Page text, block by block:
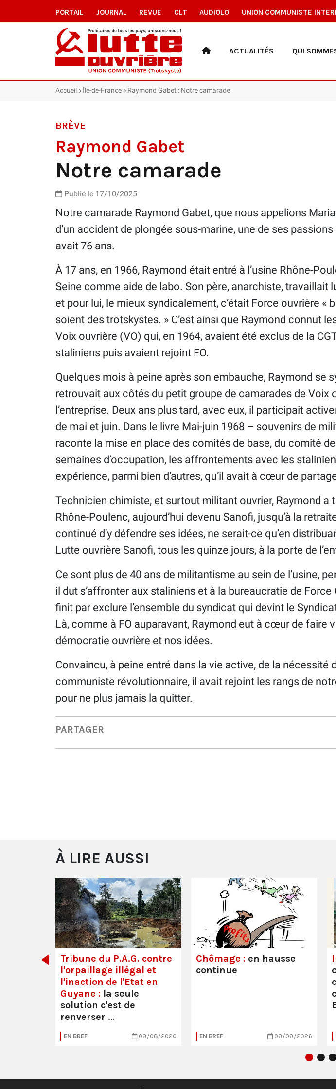
PORTAIL JOURNAL REVUE CLT AUDIOLO UNION COMMUNISTE
ACTUALITÉS QUI
Accueil Île-de-France Raymond Gabet : Notre camarade
BRÈVE
Raymond Gabet
Notre camarade
Publié le 17/10/2025
Notre camarade Raymond Gabet, que nous appelions
d’un accident de plongée sous-marine, une de ses
avait 76 ans.
À 17 ans, en 1966, Raymond était entré à l’usine Rhône-
Seine comme aide de labo. Son père, anarchiste, travaillait
et pour lui, le mieux syndicalement, c’était Force ouvrière «
soient des trotskystes. » C’est ainsi que Raymond connut
Voix ouvrière (VO) qui, en 1964, avaient été exclus de la
staliniens puis avaient rejoint FO.
Quelques mois à peine après son embauche, Raymond se
retrouvait aux côtés du petit groupe de camarades de Voix
l’entreprise. Deux ans plus tard, avec eux, il participait
de mai et juin. Dans le livre Mai-juin 1968 – souvenirs de
raconte la mise en place des comités de base, du comité
semaines d’occupation, les affrontements avec les
expérience, parmi bien d’autres, qu’il avait à cœur de
Technicien chimiste, et surtout militant ouvrier, Raymond a
Rhône-Poulenc, aujourd’hui devenu Sanofi, jusqu’à la
continué d’y défendre ses idées, ne serait-ce qu’en
Lutte ouvrière Sanofi, tous les quinze jours, à la porte de
Ce sont plus de 40 ans de militantisme au sein de l’usine,
il dut s’affronter aux staliniens et à la bureaucratie de Force
finit par exclure l’ensemble du syndicat qui devint le
Là, comme à FO auparavant, Raymond eut à cœur de faire
démocratie ouvrière et nos idées.
Convaincu, à peine entré dans la vie active, de la nécessité
communiste révolutionnaire, il avait rejoint les rangs de
pour ne plus jamais la quitter.
PARTAGER
À LIRE AUSSI
Tribune du P.A.G. contre
l'orpaillage illégal et
l'inaction de l'Etat en
Guyane : la seule
solution c'est de
renverser …
EN BREF 08/08/2026
Chômage : en hausse
continue
EN BREF 08/08/2026